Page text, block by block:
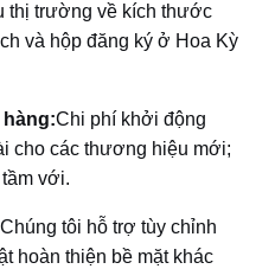
thị trường về kích thước
và hộp đăng ký ở Hoa Kỳ
Chi phí khởi động
cho các thương hiệu mới;
với.
Chúng tôi hỗ trợ tùy chỉnh
hoàn thiện bề mặt khác